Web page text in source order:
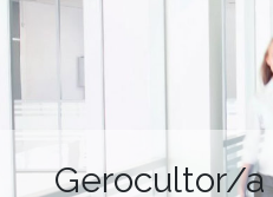
Gerocultor/a